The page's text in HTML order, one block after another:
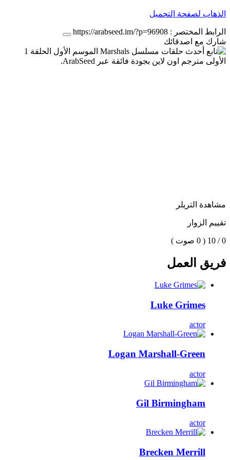
الذهاب لصفحة التحميل
الرابط المختصر : https://arabseed.im/?p=96908
شارك مع اصدقائك
مشاهدة التريلر
تقييم الزوار
0 / 10 ( 0 صوت )
فريق العمل
Luke Grimes
actor
Logan Marshall-Green
actor
Gil Birmingham
actor
Brecken Merrill